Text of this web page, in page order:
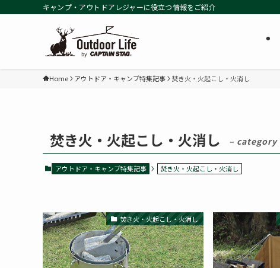
キャンプ・アウトドアレジャーに役立つ情報をご紹介
Home アウトドア・キャンプ特集記事 焚き火・火起こし・火消し
焚き火・火起こし・火消し – category
アウトドア・キャンプ特集記事 焚き火・火起こし・火消し
焚き火・火起こし・火消し